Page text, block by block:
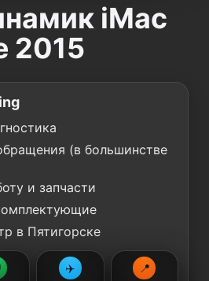
iMac
2015
(в большинстве
и запчасти
в Пятигорске
✈️ 📍